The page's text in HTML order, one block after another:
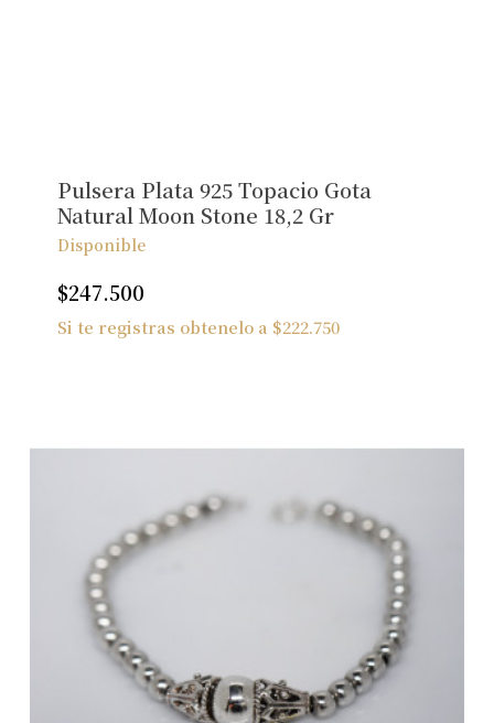
No hay productos en el carrito.
Pulsera Plata 925 Topacio Gota
Natural Moon Stone 18,2 Gr
Disponible
$247.500
Si te registras obtenelo a $222.750